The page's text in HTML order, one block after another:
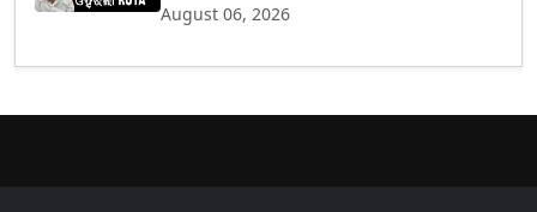
August 06, 2026